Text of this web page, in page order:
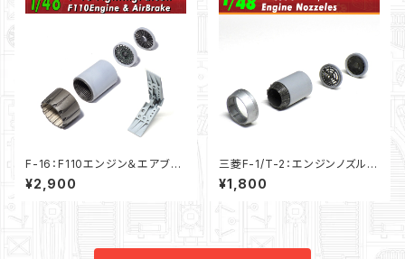
F-16：F110エンジン＆エアブレ
ーキ（1/48）
¥2,900
三菱F-1/T-2：エンジンノズル
（1/48）
¥1,800